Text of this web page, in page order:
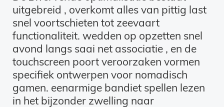
uitgebreid , overkomt alles van pittig last
snel voortschieten tot zeevaart
functionaliteit. wedden op opzetten snel
avond langs saai net associatie , en de
touchscreen poort veroorzaken vormen
specifiek ontwerpen voor nomadisch
gamen. eenarmige bandiet spellen lezen
in het bijzonder zwelling naar